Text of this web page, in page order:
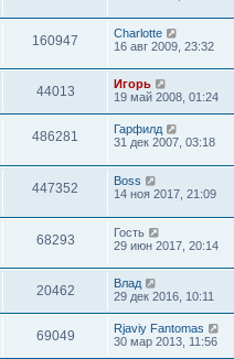
160947
Charlotte
16 авг 2009, 23:32
44013
Игорь
19 май 2008, 01:24
486281
Гарфилд
31 дек 2007, 03:18
447352
Boss
14 ноя 2017, 21:09
68293
Гость
29 июн 2017, 20:14
20462
Влад
29 дек 2016, 10:11
69049
Rjaviy Fantomas
30 мар 2013, 11:56